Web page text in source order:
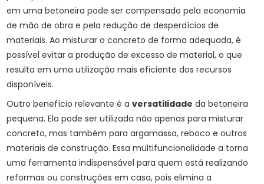
em uma betoneira pode ser compensado pela economia
de mão de obra e pela redução de desperdícios de
materiais. Ao misturar o concreto de forma adequada, é
possível evitar a produção de excesso de material, o que
resulta em uma utilização mais eficiente dos recursos
disponíveis.
Outro benefício relevante é aversatilidade da betoneira
pequena. Ela pode ser utilizada não apenas para misturar
concreto, mas também para argamassa, reboco e outros
materiais de construção. Essa multifuncionalidade a torna
uma ferramenta indispensável para quem está realizando
reformas ou construções em casa, pois elimina a